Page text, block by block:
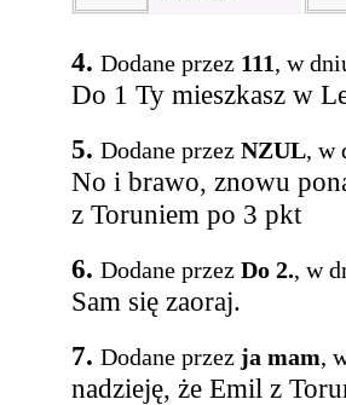
4. Dodane przez 111, w
Do 1 Ty mieszkasz w
5. Dodane przez NZUL, w
No i brawo, znowu
z Toruniem po 3 pkt
6. Dodane przez Do 2., w
Sam się zaoraj.
7. Dodane przez ja mam,
nadzieję, że Emil z